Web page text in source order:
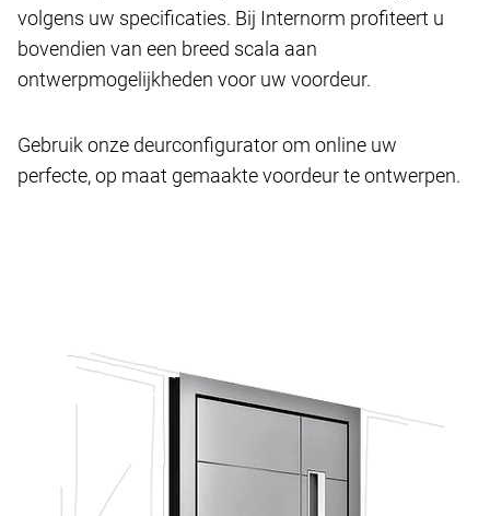
volgens uw specificaties. Bij Internorm profiteert u
bovendien van een breed scala aan
ontwerpmogelijkheden voor uw voordeur.
Gebruik onze deurconfigurator om online uw
perfecte, op maat gemaakte voordeur te ontwerpen.